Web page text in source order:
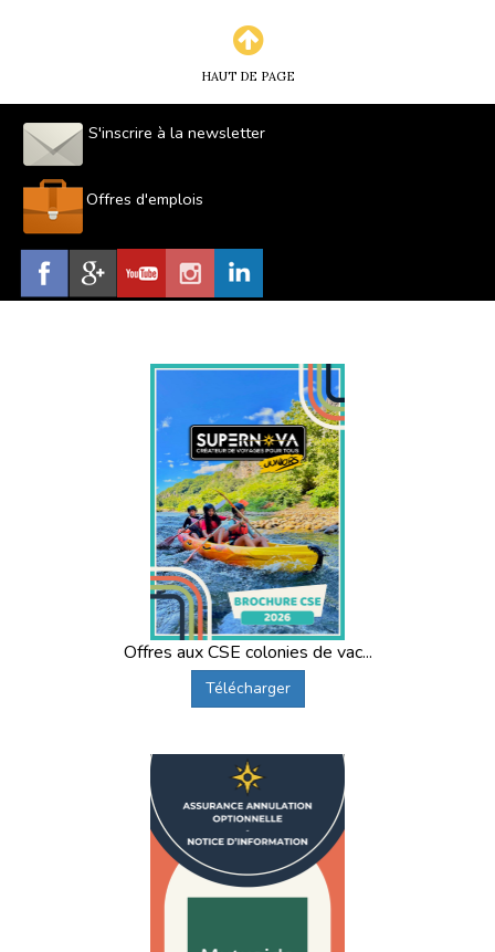
HAUT DE PAGE
S'inscrire à la newsletter
Offres d'emplois
Offres aux CSE colonies de vac...
Télécharger